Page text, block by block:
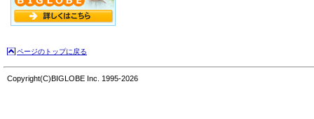
ページのトップに戻る
Copyright(C)BIGLOBE Inc. 1995-2026